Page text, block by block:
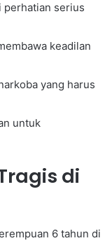
perhatian serius
keadilan
yang harus
untuk
di
6 tahun di